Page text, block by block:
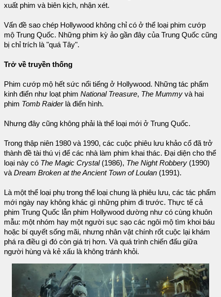
xuất phim và biên kịch, nhận xét.
Vấn đề sao chép Hollywood không chỉ có ở thể loại phim cướp
mộ Trung Quốc. Những phim kỳ ảo gần đây của Trung Quốc cũng
bị chỉ trích là "quá Tây".
Trở về truyền thống
Phim cướp mộ hết sức nổi tiếng ở Hollywood. Những tác phẩm
kinh điển như loạt phim National Treasure, The Mummy và hai
phim Tomb Raiderlà điển hình.
Nhưng đây cũng không phải là thể loại mới ở Trung Quốc.
Trong thập niên 1980 và 1990, các cuộc phiêu lưu khảo cổ đã trở
thành đề tài thú vị để các nhà làm phim khai thác. Đại diện cho thể
loại này có The Magic Crystal(1986), The Night Robbery (1990)
và Dream Broken at the Ancient Town of Loulan (1991).
Là một thể loại phụ trong thể loại chung là phiêu lưu, các tác phẩm
mới ngày nay không khác gì những phim đi trước. Thực tế cả
phim Trung Quốc lẫn phim Hollywood dường như có cùng khuôn
mẫu: một nhóm hay một người sục sạo các ngôi mộ tìm khoi báu
hoặc bí quyết sống mãi, nhưng nhân vật chính rốt cuộc lại khám
phá ra điều gì đó còn giá trị hơn. Và quá trình chiến đấu giữa
người hùng và kẻ xấu là không tránh khỏi.